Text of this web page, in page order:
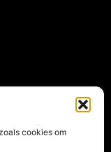
cookies om